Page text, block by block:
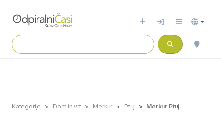
Kategorije Dom in vrt Merkur Ptuj Merkur Ptuj